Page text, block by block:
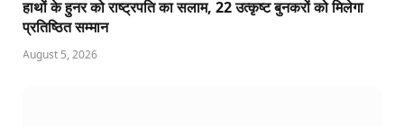
हाथों के हुनर को राष्ट्रपति का सलाम, 22 उत्कृष्ट बुनकरों को मिलेगा
प्रतिष्ठित सम्मान
August 5, 2026